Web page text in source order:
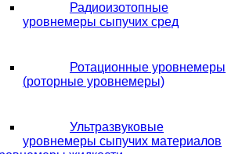
Радиоизотопные
уровнемеры сыпучих сред
Ротационные уровнемеры
(роторные уровнемеры)
Ультразвуковые
уровнемеры сыпучих материалов